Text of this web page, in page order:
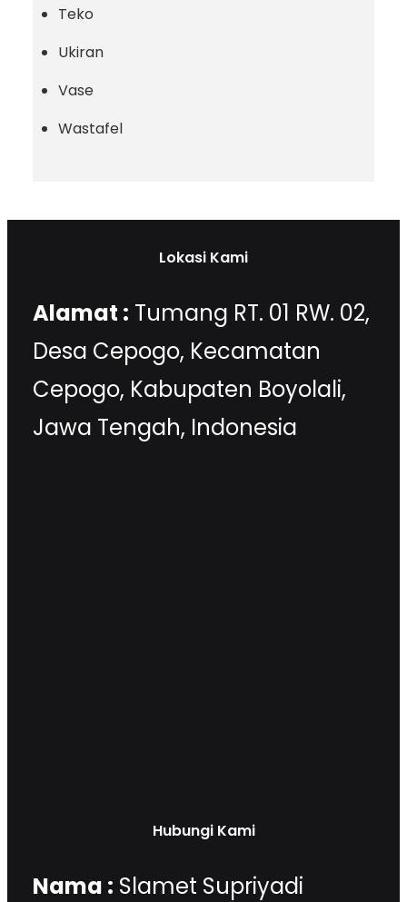
Teko
Ukiran
Vase
Wastafel
Lokasi Kami
Alamat : Tumang RT. 01 RW. 02,
Desa Cepogo, Kecamatan
Cepogo, Kabupaten Boyolali,
Jawa Tengah, Indonesia
Hubungi Kami
Nama : Slamet Supriyadi